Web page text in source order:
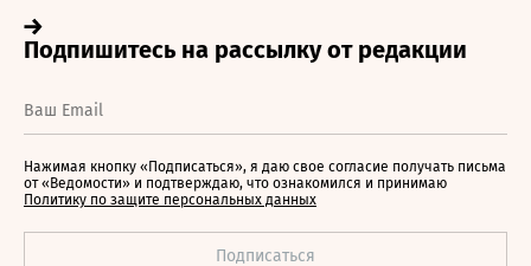
Нажимая кнопку «Подписаться», я даю свое согласие получать письма
от «Ведомости» и подтверждаю, что ознакомился и принимаю
Политику по защите персональных данных